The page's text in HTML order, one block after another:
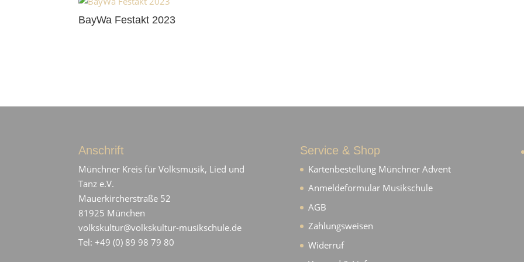
BayWa Festakt 2023
Anschrift
Münchner Kreis für Volksmusik, Lied und
Tanz e.V.
Mauerkircherstraße 52
81925 München
volkskultur@volkskultur-musikschule.de
Tel: +49 (0) 89 98 79 80
Service & Shop
Kartenbestellung Münchner Advent
Anmeldeformular Musikschule
AGB
Zahlungsweisen
Widerruf